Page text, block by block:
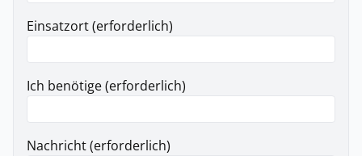
Einsatzort (erforderlich)
Ich benötige (erforderlich)
Nachricht (erforderlich)